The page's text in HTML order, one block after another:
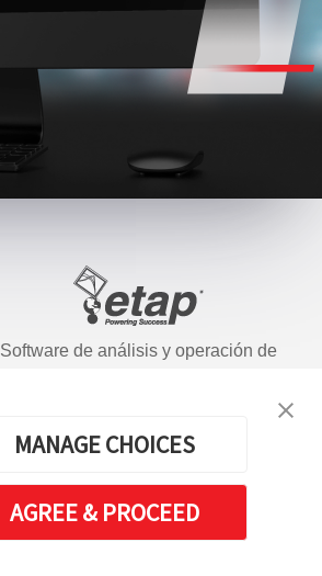
MANAGE CHOICES
AGREE & PROCEED
Software de análisis y operación de